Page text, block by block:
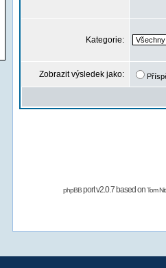
Kategorie:
Zobrazit výsledek jako:
phpBBport v2.0.7 based onTom